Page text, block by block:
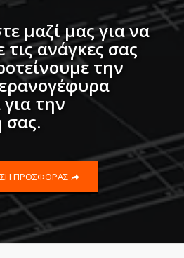
μαζί μας για να
ανάγκες σας
την
την
σας.
ΠΡΟΣΦΟΡΑΣ